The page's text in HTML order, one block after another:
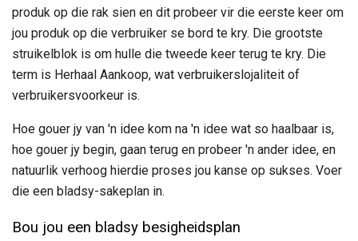
produk op die rak sien en dit probeer vir die eerste keer om
jou produk op die verbruiker se bord te kry. Die grootste
struikelblok is om hulle die tweede keer terug te kry. Die
term is Herhaal Aankoop, wat verbruikerslojaliteit of
verbruikersvoorkeur is.
Hoe gouer jy van 'n idee kom na 'n idee wat so haalbaar is,
hoe gouer jy begin, gaan terug en probeer 'n ander idee, en
natuurlik verhoog hierdie proses jou kanse op sukses. Voer
die een bladsy-sakeplan in.
Bou jou een bladsy besigheidsplan